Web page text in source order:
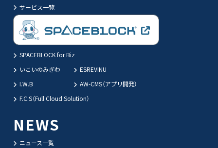
サービス一覧
SPACEBLOCK for Biz
いこいのみぎわ
ESREVINU
I.W.B
AW-CMS（アプリ開発）
F.C.S（Full Cloud Solution）
NEWS
ニュース一覧